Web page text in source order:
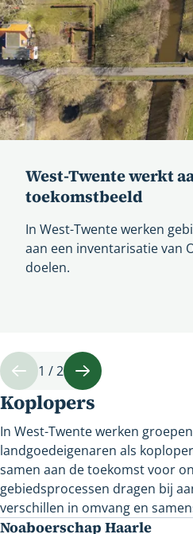
West-Twente werkt
toekomstbeeld
In West-Twente werken
aan een inventarisatie van
doelen.
Vorige
1 / 2
Volgende
Koplopers
In West-Twente werken
landgoedeigenaren als
samen aan de toekomst voor
gebiedsprocessen dragen bij
verschillen in omvang en
Noaboerschap Haarle